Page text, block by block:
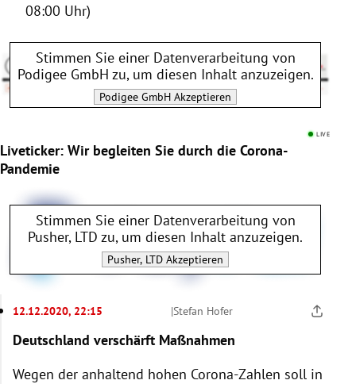
08:00 Uhr)
Stimmen Sie einer Datenverarbeitung von
Podigee GmbH zu, um diesen Inhalt anzuzeigen.
Podigee GmbH Akzeptieren
LIVE
Liveticker: Wir begleiten Sie durch die Corona-
Pandemie
Stimmen Sie einer Datenverarbeitung von
Pusher, LTD zu, um diesen Inhalt anzuzeigen.
Pusher, LTD Akzeptieren
12.12.2020, 22:15 |Stefan Hofer
Deutschland verschärft Maßnahmen
Wegen der anhaltend hohen Corona-Zahlen soll in